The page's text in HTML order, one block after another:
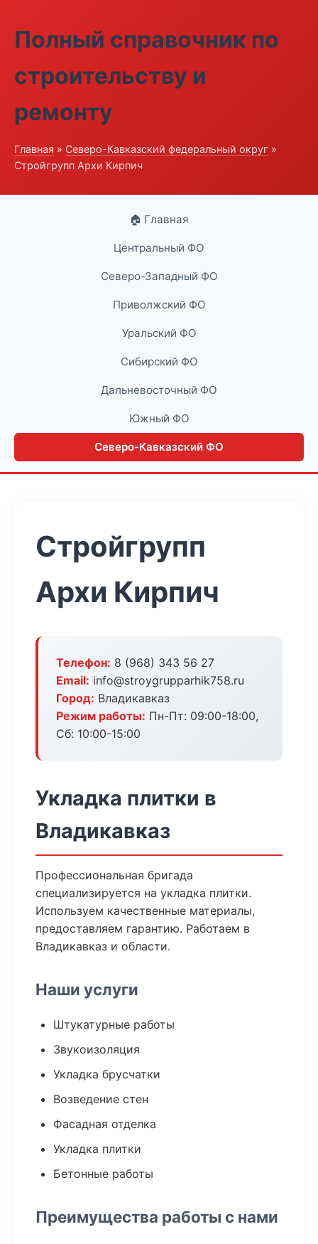
Полный справочник по
строительству и
ремонту
Главная » Северо-Кавказский федеральный округ »
Стройгрупп Архи Кирпич
🏠 Главная
Центральный ФО
Северо-Западный ФО
Приволжский ФО
Уральский ФО
Сибирский ФО
Дальневосточный ФО
Южный ФО
Северо-Кавказский ФО
Стройгрупп
Архи Кирпич
Телефон: 8 (968) 343 56 27
Email: info@stroygrupparhik758.ru
Город: Владикавказ
Режим работы: Пн-Пт: 09:00-18:00,
Сб: 10:00-15:00
Укладка плитки в
Владикавказ
Профессиональная бригада
специализируется на укладка плитки.
Используем качественные материалы,
предоставляем гарантию. Работаем в
Владикавказ и области.
Наши услуги
Штукатурные работы
Звукоизоляция
Укладка брусчатки
Возведение стен
Фасадная отделка
Укладка плитки
Бетонные работы
Преимущества работы с нами